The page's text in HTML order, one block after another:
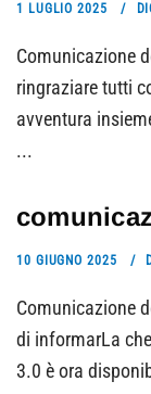
1 LUGLIO 2025
Comunicazione
ringraziare tutti
avventura
...
10 GIUGNO 2025
Comunicazione
di informarLa
3.0 è ora